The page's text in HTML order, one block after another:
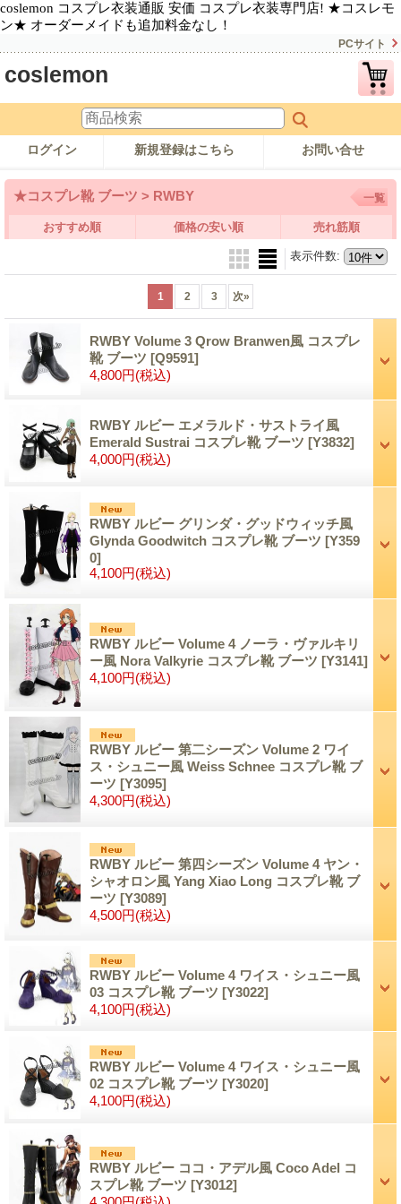
coslemon コスプレ衣装通販 安価 コスプレ衣装専門店! ★コスレモ
ン★ オーダーメイドも追加料金なし！
PCサイト
coslemon
ログイン 新規登録はこちら お問い合せ
★コスプレ靴 ブーツ > RWBY 一覧
おすすめ順 価格の安い順 売れ筋順
表示件数:
1 2 3 次»
RWBY Volume 3 Qrow Branwen風 コスプレ
靴 ブーツ [Q9591]
4,800円(税込)
RWBY ルビー エメラルド・サストライ風
Emerald Sustrai コスプレ靴 ブーツ [Y3832]
4,000円(税込)
RWBY ルビー グリンダ・グッドウィッチ風
Glynda Goodwitch コスプレ靴 ブーツ [Y359
0]
4,100円(税込)
RWBY ルビー Volume 4 ノーラ・ヴァルキリ
ー風 Nora Valkyrie コスプレ靴 ブーツ [Y3141]
4,100円(税込)
RWBY ルビー 第二シーズン Volume 2 ワイ
ス・シュニー風 Weiss Schnee コスプレ靴 ブ
ーツ [Y3095]
4,300円(税込)
RWBY ルビー 第四シーズン Volume 4 ヤン・
シャオロン風 Yang Xiao Long コスプレ靴 ブ
ーツ [Y3089]
4,500円(税込)
RWBY ルビー Volume 4 ワイス・シュニー風
03 コスプレ靴 ブーツ [Y3022]
4,100円(税込)
RWBY ルビー Volume 4 ワイス・シュニー風
02 コスプレ靴 ブーツ [Y3020]
4,100円(税込)
RWBY ルビー ココ・アデル風 Coco Adel コ
スプレ靴 ブーツ [Y3012]